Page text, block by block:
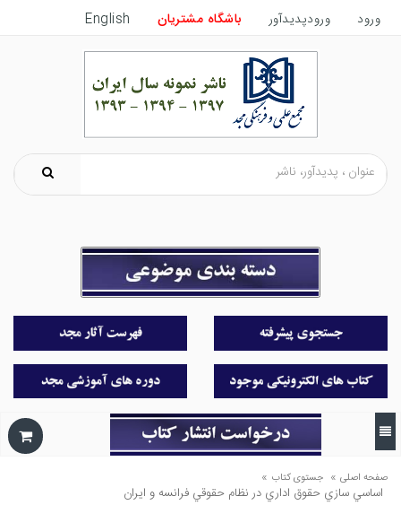
ورود ورودپدیدآور باشگاه مشتریان English
صفحه اصلی » جستوی کتاب »
اساسي سازي حقوق اداري در نظام حقوقي فرانسه و ايران